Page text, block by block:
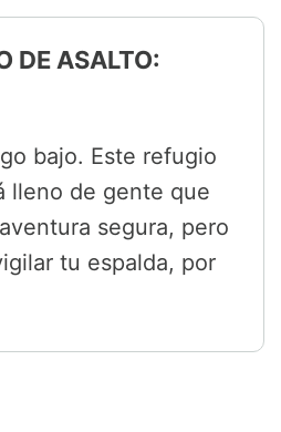
DE ASALTO:
bajo. Este refugio
lleno de gente que
segura, pero
tu espalda, por